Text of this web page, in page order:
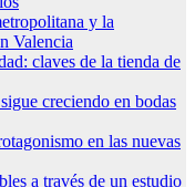
y la
Valencia
claves de la tienda de
creciendo en bodas
en las nuevas
a través de un estudio